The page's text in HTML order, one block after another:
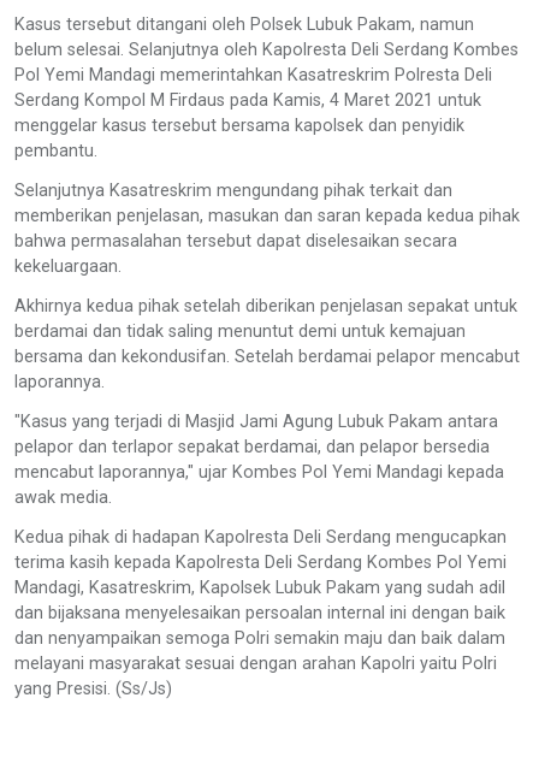
Kasus tersebut ditangani oleh Polsek Lubuk Pakam, namun
belum selesai. Selanjutnya oleh Kapolresta Deli Serdang Kombes
Pol Yemi Mandagi memerintahkan Kasatreskrim Polresta Deli
Serdang Kompol M Firdaus pada Kamis, 4 Maret 2021 untuk
menggelar kasus tersebut bersama kapolsek dan penyidik
pembantu.
Selanjutnya Kasatreskrim mengundang pihak terkait dan
memberikan penjelasan, masukan dan saran kepada kedua pihak
bahwa permasalahan tersebut dapat diselesaikan secara
kekeluargaan.
Akhirnya kedua pihak setelah diberikan penjelasan sepakat untuk
berdamai dan tidak saling menuntut demi untuk kemajuan
bersama dan kekondusifan. Setelah berdamai pelapor mencabut
laporannya.
"Kasus yang terjadi di Masjid Jami Agung Lubuk Pakam antara
pelapor dan terlapor sepakat berdamai, dan pelapor bersedia
mencabut laporannya," ujar Kombes Pol Yemi Mandagi kepada
awak media.
Kedua pihak di hadapan Kapolresta Deli Serdang mengucapkan
terima kasih kepada Kapolresta Deli Serdang Kombes Pol Yemi
Mandagi, Kasatreskrim, Kapolsek Lubuk Pakam yang sudah adil
dan bijaksana menyelesaikan persoalan internal ini dengan baik
dan nenyampaikan semoga Polri semakin maju dan baik dalam
melayani masyarakat sesuai dengan arahan Kapolri yaitu Polri
yang Presisi. (Ss/Js)